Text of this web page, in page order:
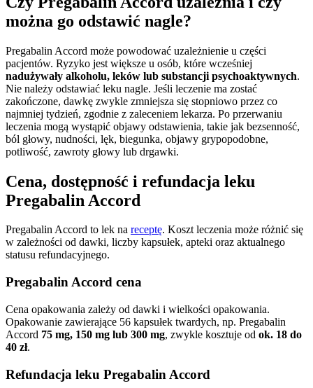
można go odstawić nagle?
Pregabalin Accord może powodować uzależnienie u części
pacjentów. Ryzyko jest większe u osób, które wcześniej
nadużywały alkoholu, leków lub substancji psychoaktywnych.
Nie należy odstawiać leku nagle. Jeśli leczenie ma zostać
zakończone, dawkę zwykle zmniejsza się stopniowo przez co
najmniej tydzień, zgodnie z zaleceniem lekarza. Po przerwaniu
leczenia mogą wystąpić objawy odstawienia, takie jak bezsenność,
ból głowy, nudności, lęk, biegunka, objawy grypopodobne,
potliwość, zawroty głowy lub drgawki.
Cena, dostępność i refundacja leku
Pregabalin Accord
Pregabalin Accord to lek na receptę. Koszt leczenia może różnić się
w zależności od dawki, liczby kapsułek, apteki oraz aktualnego
statusu refundacyjnego.
Pregabalin Accord cena
Cena opakowania zależy od dawki i wielkości opakowania.
Opakowanie zawierające 56 kapsułek twardych, np. Pregabalin
Accord 75 mg, 150 mg lub 300 mg, zwykle kosztuje od ok. 18 do
40 zł.
Refundacja leku Pregabalin Accord